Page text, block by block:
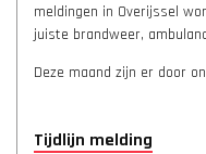
meldingen in Overijssel
juiste brandweer,
Deze maand zijn er door
Tijdlijn melding